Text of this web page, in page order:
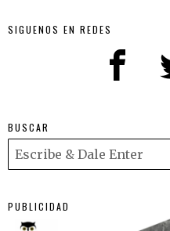
SIGUENOS EN REDES
BUSCAR
PUBLICIDAD